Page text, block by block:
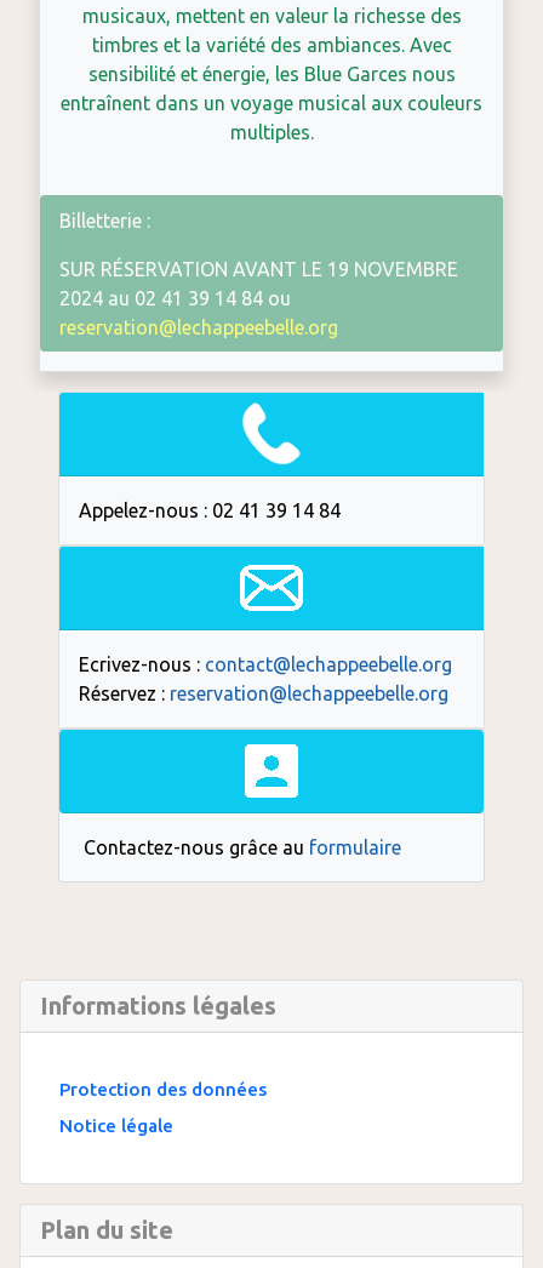
musicaux, mettent en valeur la richesse des
timbres et la variété des ambiances. Avec
sensibilité et énergie, les Blue Garces nous
entraînent dans un voyage musical aux couleurs
multiples.
Billetterie :
SUR RÉSERVATION AVANT LE 19 NOVEMBRE
2024 au 02 41 39 14 84 ou
reservation@lechappeebelle.org
Appelez-nous : 02 41 39 14 84
Ecrivez-nous : contact@lechappeebelle.org
Réservez : reservation@lechappeebelle.org
Contactez-nous grâce au formulaire
Informations légales
Protection des données
Notice légale
Plan du site